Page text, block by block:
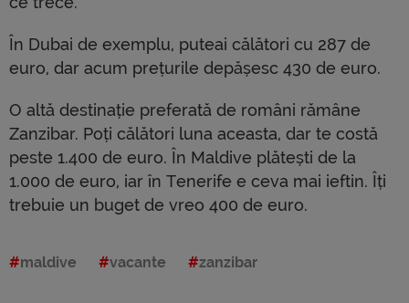
În Dubai de exemplu, puteai călători cu 287 de
euro, dar acum prețurile depășesc 430 de euro.
O altă destinație preferată de români rămâne
Zanzibar. Poți călători luna aceasta, dar te costă
peste 1.400 de euro. În Maldive plătești de la
1.000 de euro, iar în Tenerife e ceva mai ieftin. Îți
trebuie un buget de vreo 400 de euro.
maldive vacante zanzibar